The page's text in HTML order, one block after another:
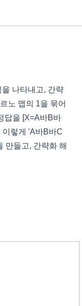
나타내고, 간략
노 맵의 1을 묶어
답을 [X=A바B바
렇게 'A바B바C
만들고, 간략화 해